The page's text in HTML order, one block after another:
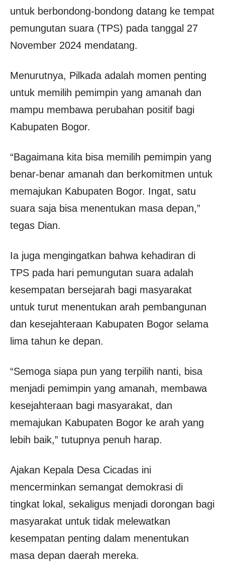
untuk berbondong-bondong datang ke tempat
pemungutan suara (TPS) pada tanggal 27
November 2024 mendatang.
Menurutnya, Pilkada adalah momen penting
untuk memilih pemimpin yang amanah dan
mampu membawa perubahan positif bagi
Kabupaten Bogor.
“Bagaimana kita bisa memilih pemimpin yang
benar-benar amanah dan berkomitmen untuk
memajukan Kabupaten Bogor. Ingat, satu
suara saja bisa menentukan masa depan,”
tegas Dian.
Ia juga mengingatkan bahwa kehadiran di
TPS pada hari pemungutan suara adalah
kesempatan bersejarah bagi masyarakat
untuk turut menentukan arah pembangunan
dan kesejahteraan Kabupaten Bogor selama
lima tahun ke depan.
“Semoga siapa pun yang terpilih nanti, bisa
menjadi pemimpin yang amanah, membawa
kesejahteraan bagi masyarakat, dan
memajukan Kabupaten Bogor ke arah yang
lebih baik,” tutupnya penuh harap.
Ajakan Kepala Desa Cicadas ini
mencerminkan semangat demokrasi di
tingkat lokal, sekaligus menjadi dorongan bagi
masyarakat untuk tidak melewatkan
kesempatan penting dalam menentukan
masa depan daerah mereka.